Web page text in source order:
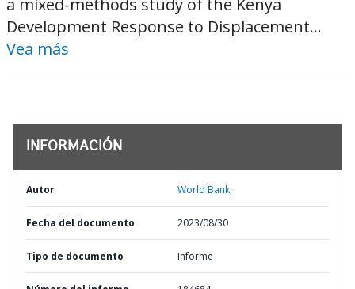
a mixed-methods study of the Kenya
Development Response to Displacement...
Vea más
INFORMACIÓN
Autor World Bank;
Fecha del documento 2023/08/30
Tipo de documento Informe